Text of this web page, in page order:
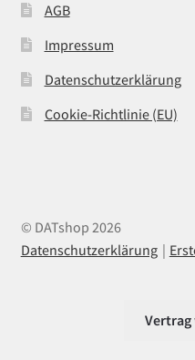
AGB
Impressum
Datenschutzerklärung
Cookie-Richtlinie (EU)
© DATshop 2026
Datenschutzerklärung